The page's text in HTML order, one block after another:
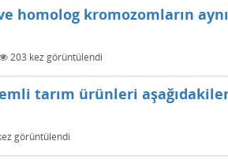
homolog kromozomların
203 kez görüntülendi
tarım ürünleri
görüntülendi